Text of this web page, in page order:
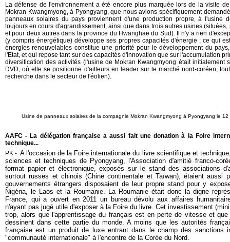
La défense de l'environnement a été encore plus marquée lors de la visite
Mokran Kwangmyong, à Pyongyang, que nous avions spécifiquement
panneaux solaires du pays proviennent d'une production propre, à l'usine
toujours en cours d'agrandissement, ainsi que dans trois autres usines
et pour deux autres dans la province du Hwanghae du Sud). Il n'y a rien
(y compris énergétique) développe ses propres capacités d'énergie ; ce qui
énergies renouvelables constitue une priorité pour le développement du
l'Etat, et qui repose tant sur des capacités d'innovation que sur l'accumulation
diversification des activités (l'usine de Mokran Kwangmyong était initialement
DVD, où elle se positionne d'ailleurs en leader sur le marché nord-coréen,
recherche dans le secteur de l'éolien).
Usine de panneaux solaires de la compagnie Mokran Kwangmyong à Pyongyang le
AAFC - La délégation française a aussi fait une donation à la Foire
technique...
PK -A l'occasion de la Foire internationale du livre scientifique et
sciences et techniques de Pyongyang, l'Association d'amitié franco-
format papier et électronique, exposés sur le stand des associations
surtout russes et chinois (Chine continentale et Taïwan), étaient aussi
gouvernements étrangers disposaient de leur propre stand pour y
Nigéria, le Laos et la Roumanie. La Roumanie était donc la digne
France, qui a ouvert en 2011 un bureau dévolu aux affaires
n'ayant pas jugé utile d'exposer à la Foire du livre. Cet investissement
trop, alors que l'apprentissage du français est en perte de vitesse et
dessinent dans cette partie du monde. A moins que les autorités
française est un produit de luxe entrant dans le champ des sanctions
"communauté internationale" à l'encontre de la Corée du Nord.